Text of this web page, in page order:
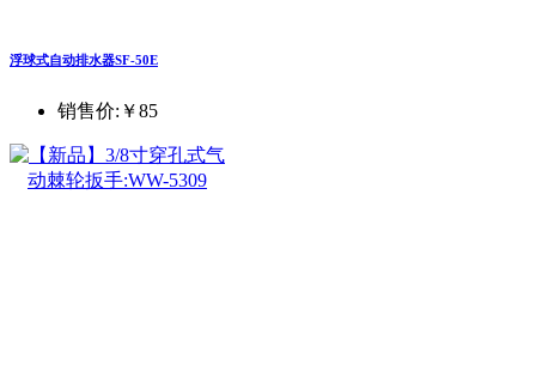
浮球式自动排水器SF-50E
销售价: ￥85